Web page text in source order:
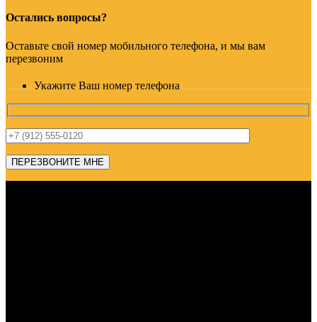
Остались вопросы?
Оставьте свой номер мобильного телефона, и мы вам
перезвоним
Укажите Ваш номер телефона